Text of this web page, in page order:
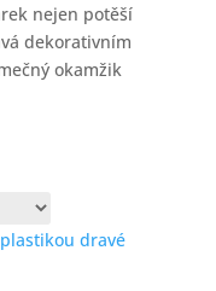
nejen potěší
dekorativním
okamžik